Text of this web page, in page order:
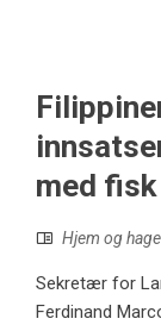
med
Hjem og hage
Sekretær for
Ferdinand